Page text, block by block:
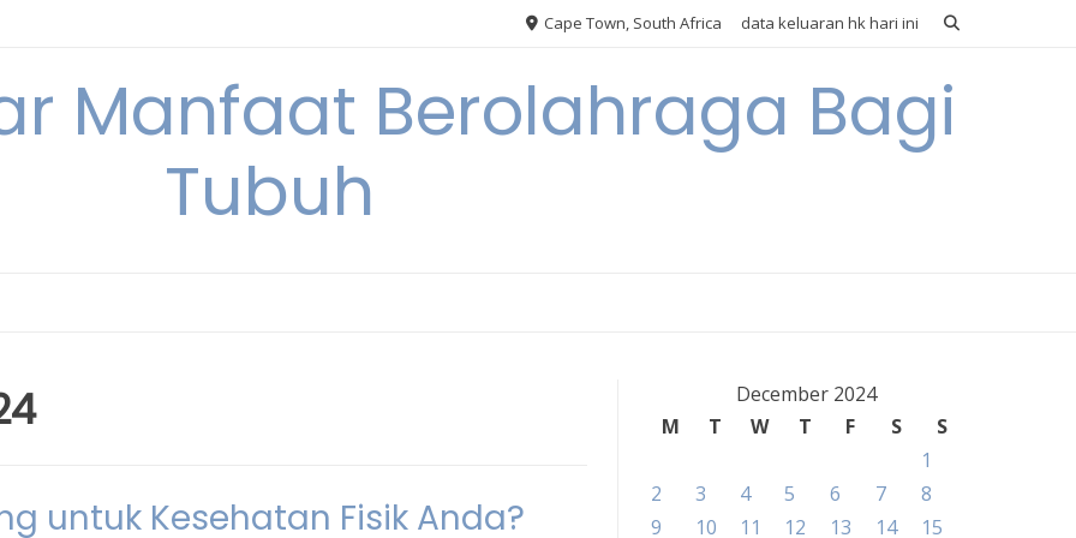
Cape Town, South Africa data keluaran hk hari ini
Manfaat Berolahraga Bagi
Tubuh
untuk Kesehatan Fisik Anda?
December 2024
M
T W T F S
S
1
2
3 4 5 6 7
8
9
10 11 12 13 14 15